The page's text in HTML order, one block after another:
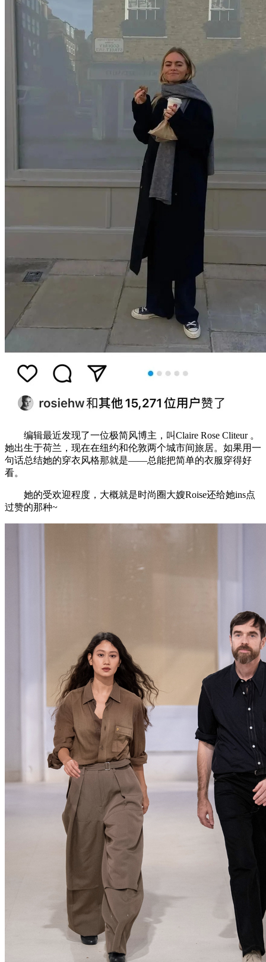
编辑最近发现了一位极简风博主，叫Claire Rose Cliteur 。
她出生于荷兰，现在在纽约和伦敦两个城市间旅居。如果用一
句话总结她的穿衣风格那就是——总能把简单的衣服穿得好
看。
她的受欢迎程度，大概就是时尚圈大嫂Roise还给她ins点
过赞的那种~